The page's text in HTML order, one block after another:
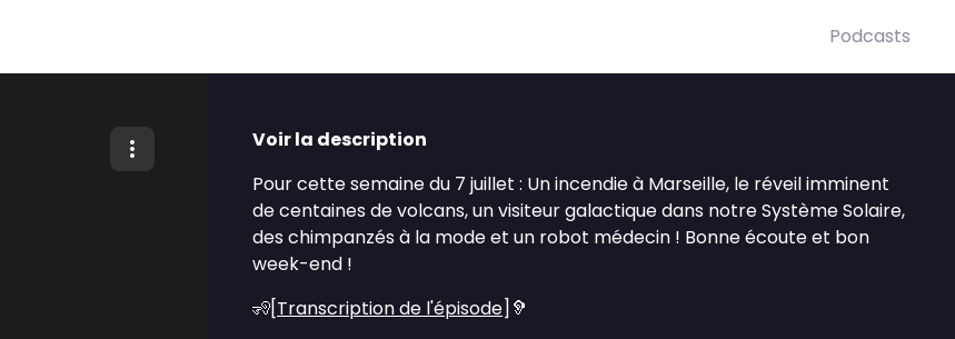
Podcasts
Voir la description
Pour cette semaine du 7 juillet : Un incendie à Marseille, le réveil imminent
de centaines de volcans, un visiteur galactique dans notre Système Solaire,
des chimpanzés à la mode et un robot médecin ! Bonne écoute et bon
week-end !
🧏[Transcription de l'épisode]🦻